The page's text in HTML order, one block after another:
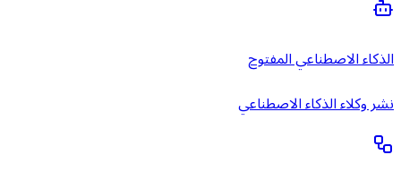
الذكاء الاصطناعي المفتوح
نشر وكلاء الذكاء الاصطناعي